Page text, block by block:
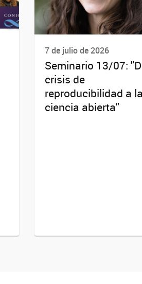
7 de julio de 2026
Seminario 13/07:
crisis de
reproducibilidad a
ciencia abierta"